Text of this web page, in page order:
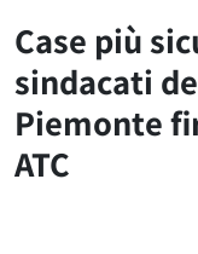
Case più
sindacati
Piemonte
ATC